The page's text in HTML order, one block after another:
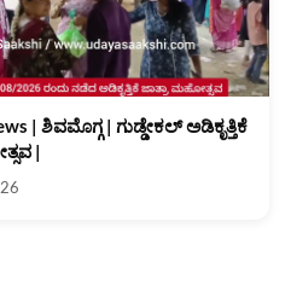
| ಶಿವಮೊಗ್ಗ | ಗುಡ್ಡೇಕಲ್ ಅಡಿಕೃತ್ತಿಕೆ
|